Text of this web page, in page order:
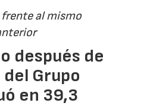
al mismo
después de
Grupo
en 39,3